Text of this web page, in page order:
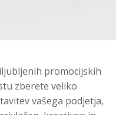
promocijskih
zberete veliko
vašega podjetja,